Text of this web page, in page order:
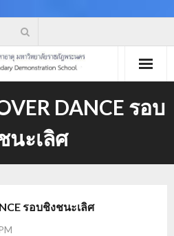
DANCE รอบ
นะเลิศ
รอบชิงชนะเลิศ